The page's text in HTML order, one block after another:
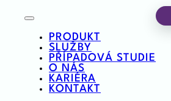
PRODUKT
SLUŽBY
PŘÍPADOVÁ STUDIE
O NÁS
KARIÉRA
KONTAKT